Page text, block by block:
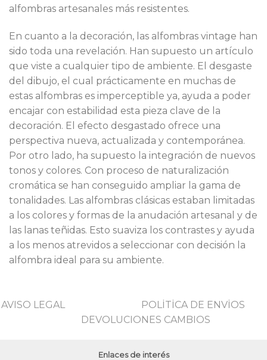
alfombras artesanales más resistentes.
En cuanto a la decoración, las alfombras vintage han
sido toda una revelación. Han supuesto un artículo
que viste a cualquier tipo de ambiente. El desgaste
del dibujo, el cual prácticamente en muchas de
estas alfombras es imperceptible ya, ayuda a poder
encajar con estabilidad esta pieza clave de la
decoración. El efecto desgastado ofrece una
perspectiva nueva, actualizada y contemporánea.
Por otro lado, ha supuesto la integración de nuevos
tonos y colores. Con proceso de naturalización
cromática se han conseguido ampliar la gama de
tonalidades. Las alfombras clásicas estaban limitadas
a los colores y formas de la anudación artesanal y de
las lanas teñidas. Esto suaviza los contrastes y ayuda
a los menos atrevidos a seleccionar con decisión la
alfombra ideal para su ambiente.
AVISO LEGAL
POLİTİCA DE ENVİOS
DEVOLUCIONES CAMBIOS
Enlaces de interés